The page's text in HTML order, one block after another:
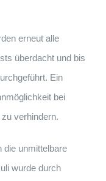
erneut alle
überdacht und bis
Ein
bei
verhindern.
die unmittelbare
wurde durch